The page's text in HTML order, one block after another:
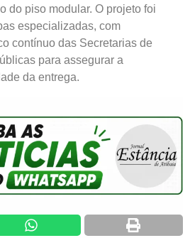
do piso modular. O projeto foi
especializadas, com
contínuo das Secretarias de
para assegurar a
da entrega.